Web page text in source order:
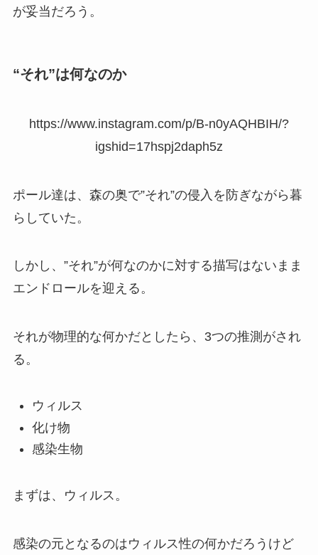
が妥当だろう。
“それ”は何なのか
https://www.instagram.com/p/B-n0yAQHBIH/?
igshid=17hspj2daph5z
ポール達は、森の奥で”それ”の侵入を防ぎながら暮
らしていた。
しかし、”それ”が何なのかに対する描写はないまま
エンドロールを迎える。
それが物理的な何かだとしたら、3つの推測がされ
る。
ウィルス
化け物
感染生物
まずは、ウィルス。
感染の元となるのはウィルス性の何かだろうけど